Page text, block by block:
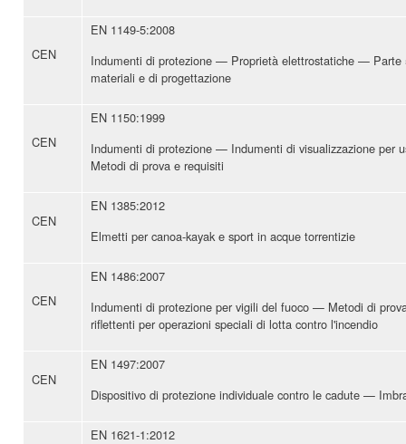
CEN
EN 1149-5:2008
Indumenti di protezione — Proprietà elettrostatiche — Parte
materiali e di progettazione
CEN
EN 1150:1999
Indumenti di protezione — Indumenti di visualizzazione per
Metodi di prova e requisiti
CEN
EN 1385:2012
Elmetti per canoa-kayak e sport in acque torrentizie
CEN
EN 1486:2007
Indumenti di protezione per vigili del fuoco — Metodi di
riflettenti per operazioni speciali di lotta contro l'incendio
CEN
EN 1497:2007
Dispositivo di protezione individuale contro le cadute —
EN 1621-1:2012